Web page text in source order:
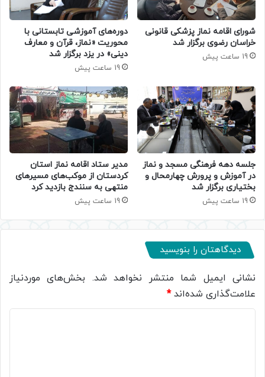
شورای اقامه نماز پزشکی قانونی
خراسان رضوی برگزار شد
19 ساعت پیش
دوره‌های آموزشی تابستانی با
محوریت «نماز، قرآن و معارف
دینی» در یزد برگزار شد
19 ساعت پیش
جلسه دهه فرهنگی مسجد و نماز
در آموزش و پرورش چهارمحال و
بختیاری برگزار شد
19 ساعت پیش
مدیر ستاد اقامه نماز استان
کردستان از موکب‌های مسیرهای
منتهی به سنندج بازدید کرد
19 ساعت پیش
دیدگاهتان را بنویسید
نشانی ایمیل شما منتشر نخواهد شد. بخش‌های موردنیاز
علامت‌گذاری شده‌اند*